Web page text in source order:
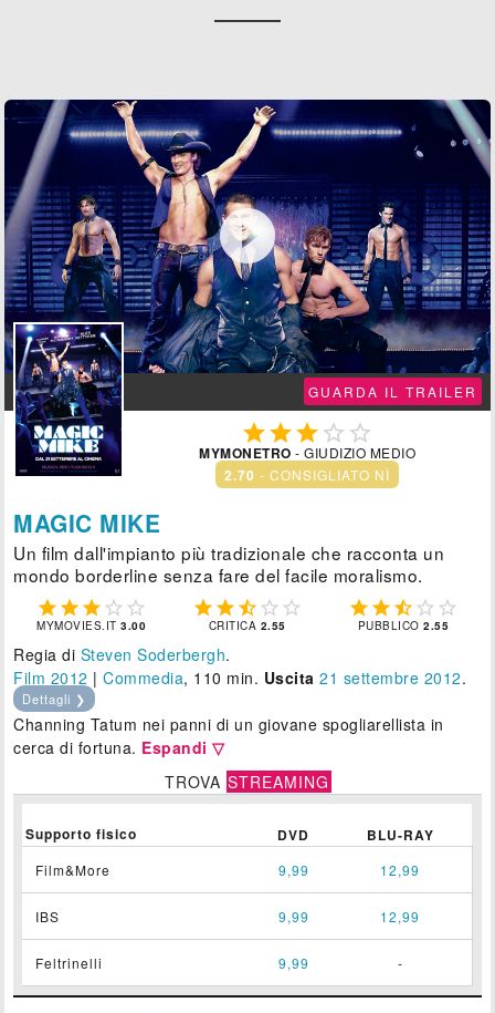

GUARDA IL TRAILER
  
MYMONETRO - GIUDIZIO MEDIO
2.70 - CONSIGLIATO NÌ
MAGIC MIKE
Un film dall'impianto più tradizionale che racconta un
mondo borderline senza fare del facile moralismo.
    
MYMOVIES.IT3.00
    
CRITICA 2.55
    
PUBBLICO2.55
Regia di Steven Soderbergh.
Film 2012 |Commedia, 110 min. Uscita 21 settembre 2012.
Dettagli ❯
Channing Tatum nei panni di un giovane spogliarellista in
cerca di fortuna. Espandi ▽
TROVA STREAMING
Supporto fisico DVD BLU-RAY
Film&More 9,99 12,99
IBS 9,99 12,99
Feltrinelli 9,99 -